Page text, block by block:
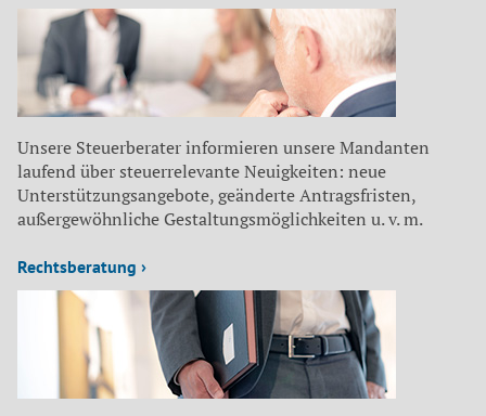
Unsere Steuerberater informieren unsere Mandanten
laufend über steuerrelevante Neuigkeiten: neue
Unterstützungsangebote, geänderte Antragsfristen,
außergewöhnliche Gestaltungsmöglichkeiten u. v. m.
Rechtsberatung ›